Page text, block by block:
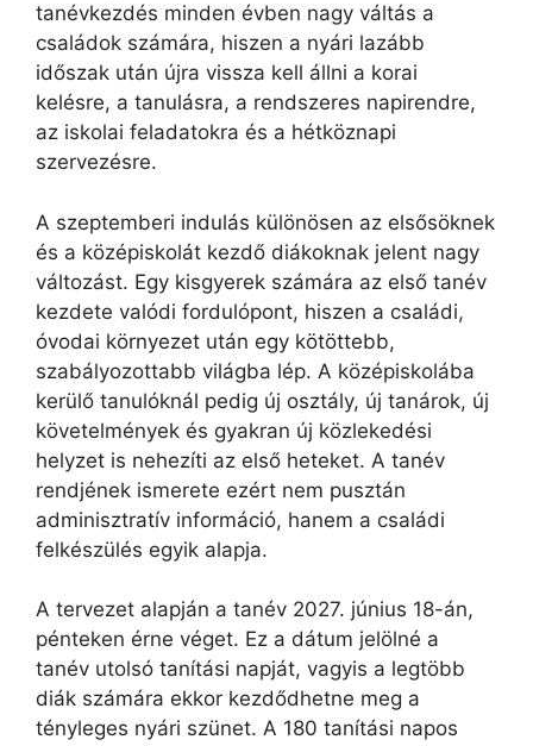
tanévkezdés minden évben nagy váltás a
családok számára, hiszen a nyári lazább
időszak után újra vissza kell állni a korai
kelésre, a tanulásra, a rendszeres napirendre,
az iskolai feladatokra és a hétköznapi
szervezésre.
A szeptemberi indulás különösen az elsősöknek
és a középiskolát kezdő diákoknak jelent nagy
változást. Egy kisgyerek számára az első tanév
kezdete valódi fordulópont, hiszen a családi,
óvodai környezet után egy kötöttebb,
szabályozottabb világba lép. A középiskolába
kerülő tanulóknál pedig új osztály, új tanárok, új
követelmények és gyakran új közlekedési
helyzet is nehezíti az első heteket. A tanév
rendjének ismerete ezért nem pusztán
adminisztratív információ, hanem a családi
felkészülés egyik alapja.
A tervezet alapján a tanév 2027. június 18-án,
pénteken érne véget. Ez a dátum jelölné a
tanév utolsó tanítási napját, vagyis a legtöbb
diák számára ekkor kezdődhetne meg a
tényleges nyári szünet. A 180 tanítási napos